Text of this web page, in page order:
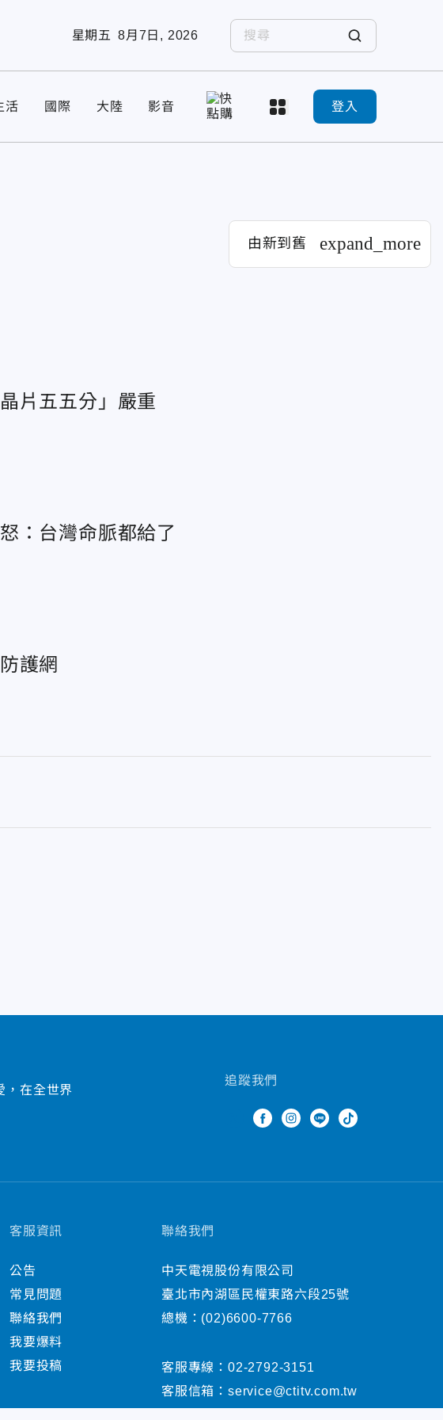
星期五 8月7日, 2026
活 國際 大陸 影音 登入
由新到舊 expand_more
片五五分」嚴重
：台灣命脈都給了
護網
，在全世界
追蹤我們
客服資訊
公告
常見問題
聯絡我們
我要爆料
我要投稿
聯絡我們
中天電視股份有限公司
臺北市內湖區民權東路六段25號
總機： (02)6600-7766
客服專線： 02-2792-3151
客服信箱： service@ctitv.com.tw